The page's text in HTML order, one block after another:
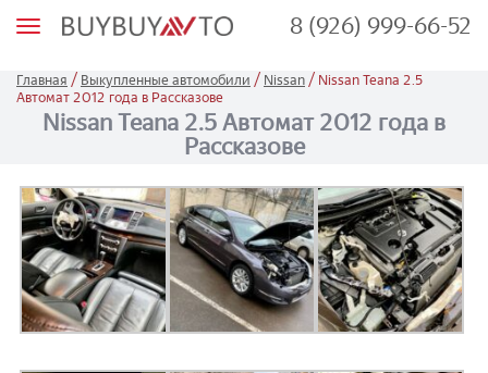
М
ю
8 (926) 999-66-52
Главная / Выкупленные автомобили / Nissan / Nissan Teana 2.5
Автомат 2012 года в Рассказове
Nissan Teana 2.5 Автомат 2012 года в
Рассказове